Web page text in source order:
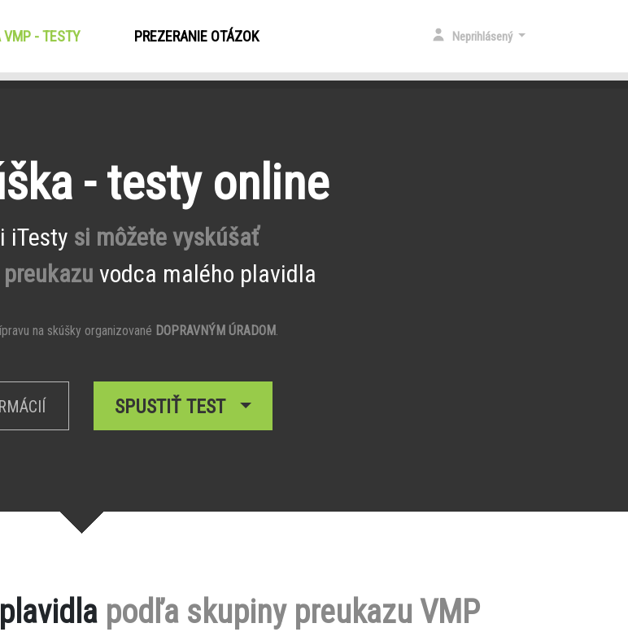
VMP - TESTY(CURRENT)PREZERANIE OTÁZOK Neprihlásený
- testy online
iTesty si môžete vyskúšať
vodca malého plavidla
na skúšky organizované DOPRAVNÝM ÚRADOM.
SPUSTIŤ TEST
podľa skupiny preukazu VMP